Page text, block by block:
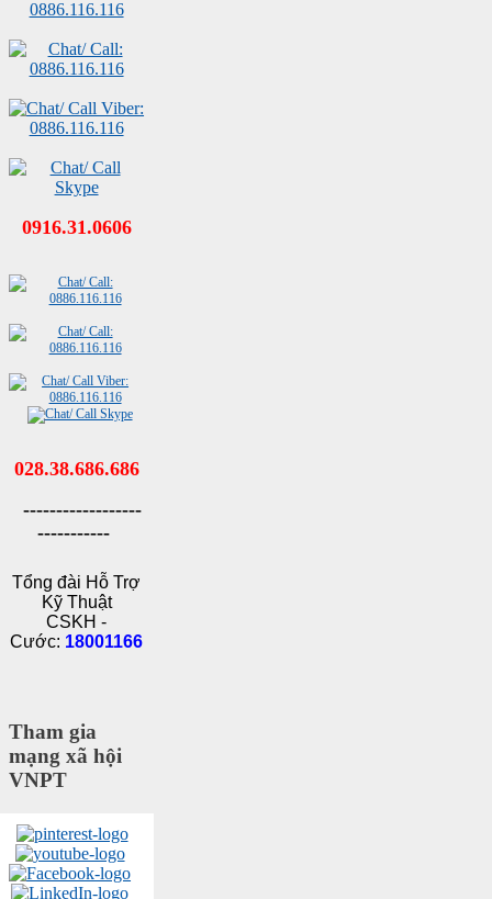
0916.31.0606
028.38.686.686
------------------
-----------
Tổng đài Hỗ Trợ
Kỹ Thuật
CSKH -
Cước: 18001166
Tham gia
mạng xã hội
VNPT